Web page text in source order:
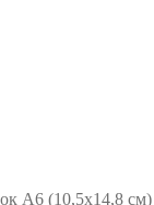
А6 (10,5х14,8